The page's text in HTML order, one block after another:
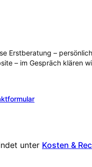
Erstberatung –
– im Gespräch klären
unter Kosten &